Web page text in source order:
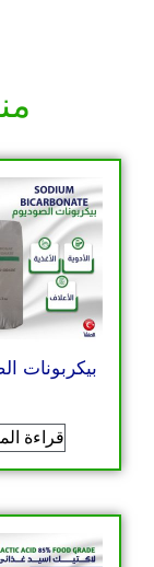
بيكربونات
قراءة